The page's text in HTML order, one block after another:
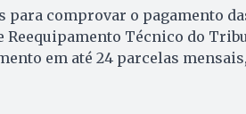
para comprovar o pagamento
Reequipamento Técnico do
em até 24 parcelas